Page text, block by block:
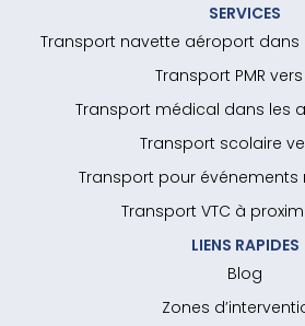
SERVICES
Transport navette aéroport dans
Transport PMR
Transport médical dans les
Transport scolaire
Transport pour événements
Transport VTC à
LIENS RAPIDES
Blog
Zones